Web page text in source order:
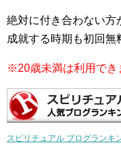
絶対に付き合わない方
成就する時期も初回無
※20歳未満は利用でき
スピリチュアル ブログランキ